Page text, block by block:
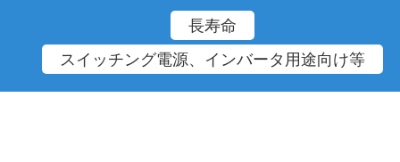
長寿命
スイッチング電源、インバータ用途向け等